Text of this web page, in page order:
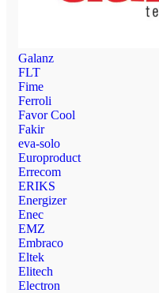
Galanz
FLT
Fime
Ferroli
Favor Cool
Fakir
eva-solo
Europroduct
Errecom
ERIKS
Energizer
Enec
EMZ
Embraco
Eltek
Elitech
Electron